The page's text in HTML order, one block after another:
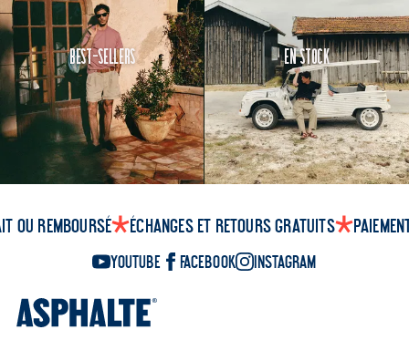
Best-Sellers En Stock
ou remboursé Échanges et retours gratuits
YouTube Facebook Instagram